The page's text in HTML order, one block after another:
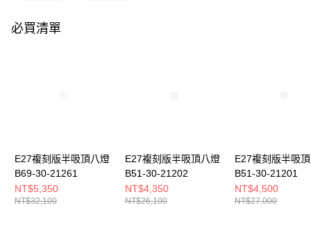
※ 交易是否成功請以「AFTEE先享後付 」之結帳頁面顯示為準，若有關於
３．未成年的使用者請事先徵得法定代理人或監護人之同意方可使用
「AFTEE先享後付」，若未經同意申辦者引起之損失，本公司不負相關責
任。
４．使用「AFTEE先享後付」時，將依據個別帳號之用戶狀況，依本公司即
時審查核予不同之上限額度；若仍有額度不足之情形，本公司將視審查結果
必買清單
E27複刻版半吸頂八燈
B69-30-21261
NT$5,350
NT$32,100
E27複刻版半吸頂八燈
B51-30-21202
NT$4,350
NT$26,100
E27複刻版半吸
B51-30-21201
NT$4,500
NT$27,000